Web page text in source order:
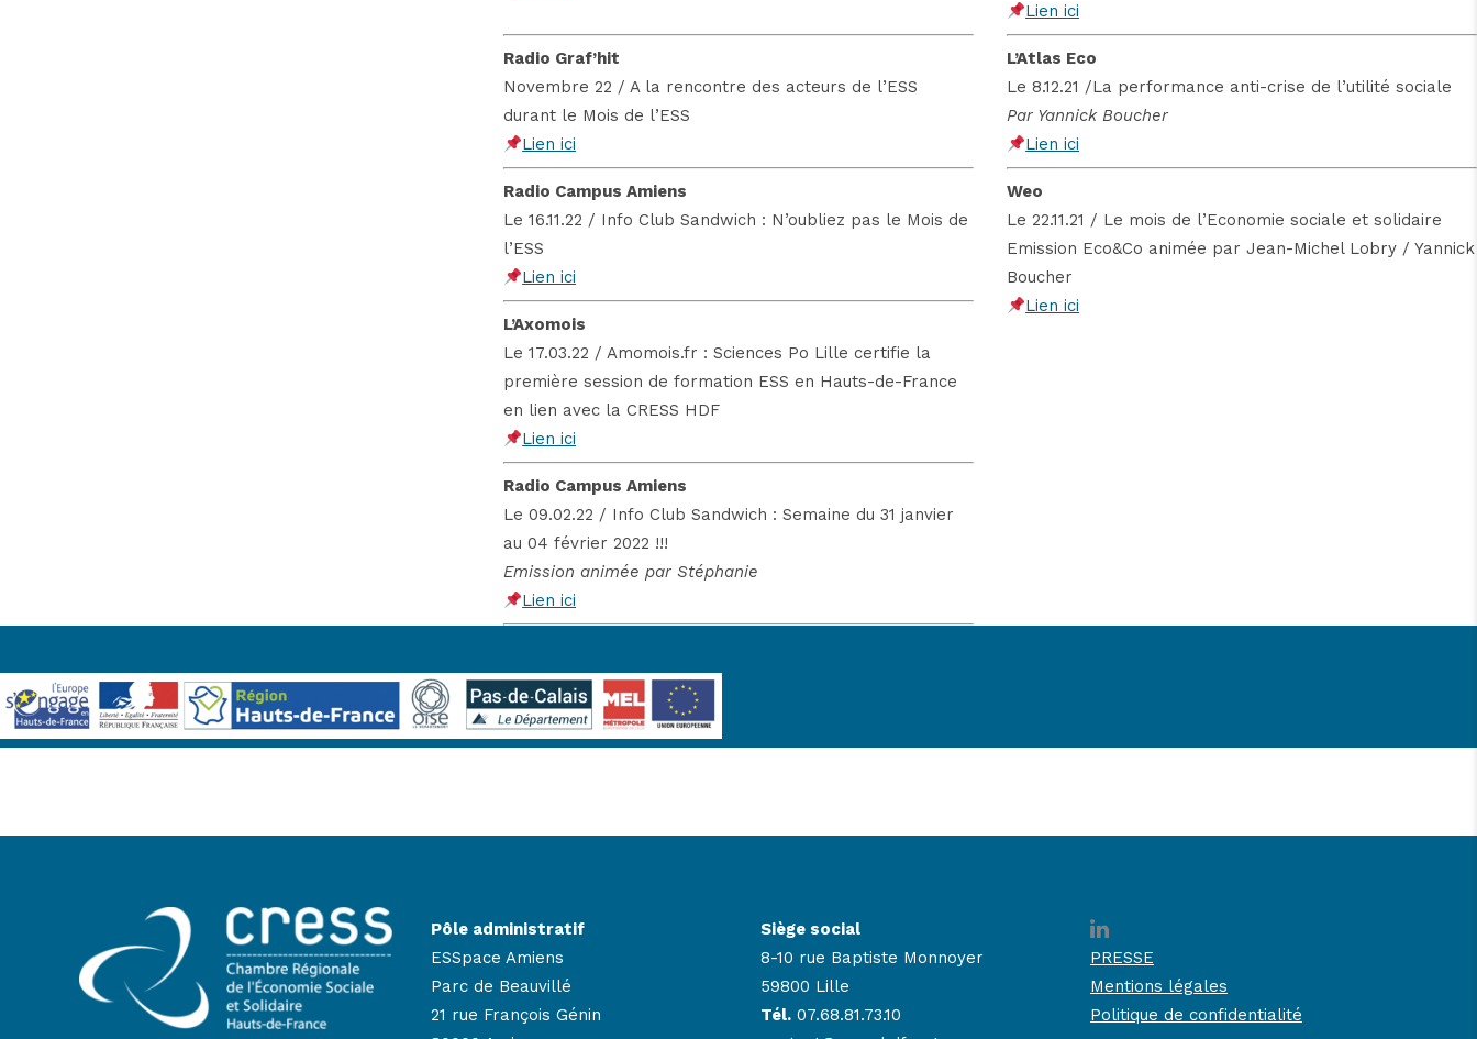
Radio Graf’hit
Novembre 22 / A la rencontre des acteurs de l’ESS
durant le Mois de l’ESS
Lien ici
Radio Campus Amiens
Le 16.11.22 / Info Club Sandwich : N’oubliez pas le Mois de
l’ESS
Lien ici
L’Axomois
Le 17.03.22 / Amomois.fr : Sciences Po Lille certifie la
première session de formation ESS en Hauts-de-France
en lien avec la CRESS HDF
Lien ici
Radio Campus Amiens
Le 09.02.22 / Info Club Sandwich : Semaine du 31 janvier
au 04 février 2022 !!!
Emission animée par Stéphanie
Lien ici
Lien ici
L’Atlas Eco
Le 8.12.21 /La performance anti-crise de l’utilité sociale
Par Yannick Boucher
Lien ici
Weo
Le 22.11.21 / Le mois de l’Economie sociale et solidaire
Emission Eco&Co animée par Jean-Michel Lobry / Yannick
Boucher
Lien ici
Pôle administratif
ESSpace Amiens
Parc de Beauvillé
21 rue François Génin
Siège social
8-10 rue Baptiste Monnoyer
59800 Lille
Tél. 07.68.81.73.10
PRESSE
Mentions légales
Politique de confidentialité